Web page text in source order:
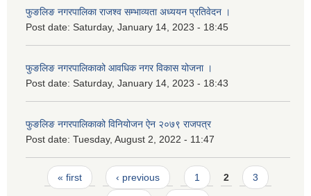
फुङलिङ नगरपालिका राजश्व सम्भाव्यता अध्ययन प्रतिवेदन ।
Post date: Saturday, January 14, 2023 - 18:45
फुङलिङ नगरपालिकाको आवधिक नगर विकास योजना ।
Post date: Saturday, January 14, 2023 - 18:43
फुङलिङ नगरपालिकाको विनियोजन ऐन २०७९ राजपत्र
Post date: Tuesday, August 2, 2022 - 11:47
Pages
« first ‹ previous 1 2 3